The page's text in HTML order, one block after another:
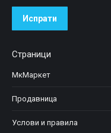
Испрати
Страници
МкМаркет
Продавница
Услови и правила